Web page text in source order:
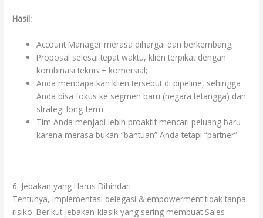
Hasil:
Account Manager merasa dihargai dan berkembang;
Proposal selesai tepat waktu, klien terpikat dengan
kombinasi teknis + komersial;
Anda mendapatkan klien tersebut di pipeline, sehingga
Anda bisa fokus ke segmen baru (negara tetangga) dan
strategi long-term.
Tim Anda menjadi lebih proaktif mencari peluang baru
karena merasa bukan “bantuan” Anda tetapi “partner”.
6. Jebakan yang Harus Dihindari
Tentunya, implementasi delegasi & empowerment tidak tanpa
risiko. Berikut jebakan-klasik yang sering membuat Sales